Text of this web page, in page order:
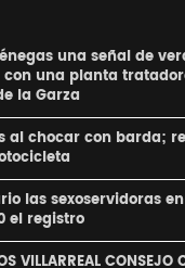
una señal de
una planta
la Garza
al chocar con barda;
las sexoservidoras
el registro
VILLARREAL CONSEJO